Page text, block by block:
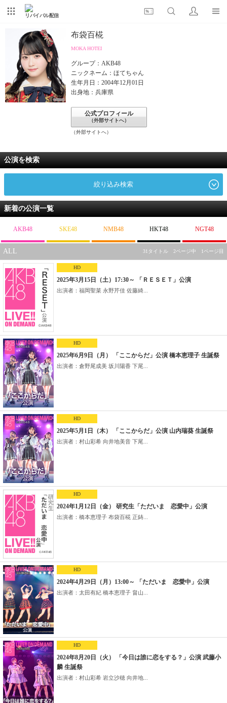
リバイバル配信
布袋百椛
MOKA HOTEI
グループ：AKB48
ニックネーム：ほてちゃん
生年月日：2004年12月01日
出身地：兵庫県
公式プロフィール
（外部サイトへ）
（外部サイトへ）
公演を検索
絞り込み検索
新着の公演一覧
AKB48 SKE48 NMB48 HKT48 NGT48
ALL 31タイトル 2ページ中 1ページ目
HD
2025年3月15日（土）17:30～ 「ＲＥＳＥＴ」公演
出演者：福岡聖菜 永野芹佳 佐藤綺...
HD
2025年6月9日（月） 「ここからだ」公演 橋本恵理子 生誕祭
出演者：倉野尾成美 坂川陽香 下尾...
HD
2025年5月1日（木） 「ここからだ」公演 山内瑞葵 生誕祭
出演者：村山彩希 向井地美音 下尾...
HD
2024年1月12日（金） 研究生「ただいま 恋愛中」公演
出演者：橋本恵理子 布袋百椛 正鋳...
HD
2024年4月29日（月）13:00～ 「ただいま 恋愛中」公演
出演者：太田有紀 橋本恵理子 畠山...
HD
2024年8月20日（火） 「今日は誰に恋をする？」公演 武藤小
麟 生誕祭
出演者：村山彩希 岩立沙穂 向井地...